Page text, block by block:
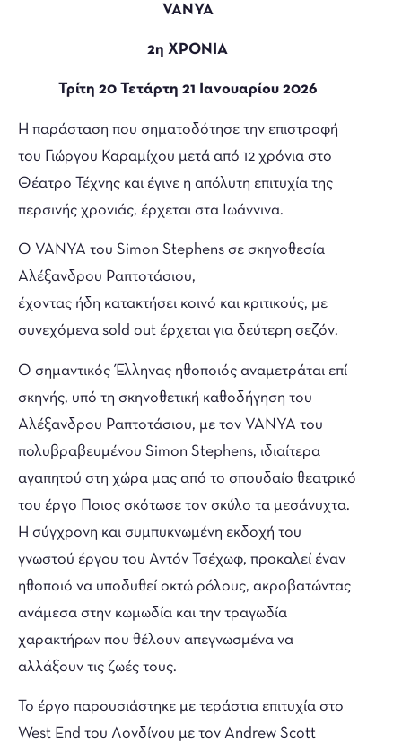
VANYA
2η ΧΡΟΝΙΑ
Τρίτη 20 Τετάρτη 21 Ιανουαρίου 2026
Η παράσταση που σηματοδότησε την επιστροφή
του Γιώργου Καραμίχου μετά από 12 χρόνια στο
Θέατρο Τέχνης και έγινε η απόλυτη επιτυχία της
περσινής χρονιάς, έρχεται στα Ιωάννινα.
Ο VANYA του Simon Stephens σε σκηνοθεσία
Αλέξανδρου Ραπτοτάσιου,
έχοντας ήδη κατακτήσει κοινό και κριτικούς, με
συνεχόμενα sold out έρχεται για δεύτερη σεζόν.
Ο σημαντικός Έλληνας ηθοποιός αναμετράται επί
σκηνής, υπό τη σκηνοθετική καθοδήγηση του
Αλέξανδρου Ραπτοτάσιου, με τον VANYA του
πολυβραβευμένου Simon Stephens, ιδιαίτερα
αγαπητού στη χώρα μας από το σπουδαίο θεατρικό
του έργο Ποιος σκότωσε τον σκύλο τα μεσάνυχτα.
Η σύγχρονη και συμπυκνωμένη εκδοχή του
γνωστού έργου του Αντόν Τσέχωφ, προκαλεί έναν
ηθοποιό να υποδυθεί οκτώ ρόλους, ακροβατώντας
ανάμεσα στην κωμωδία και την τραγωδία
χαρακτήρων που θέλουν απεγνωσμένα να
αλλάξουν τις ζωές τους.
Το έργο παρουσιάστηκε με τεράστια επιτυχία στο
West End του Λονδίνου με τον Andrew Scott